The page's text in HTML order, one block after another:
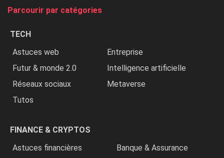
Parcourir par catégories
TECH
Astuces web
Entreprise
Futur & monde 2.0
Intelligence artificielle
Réseaux sociaux
Metaverse
Tutos
FINANCE & CRYPTOS
Astuces financières
Banque & Assurance